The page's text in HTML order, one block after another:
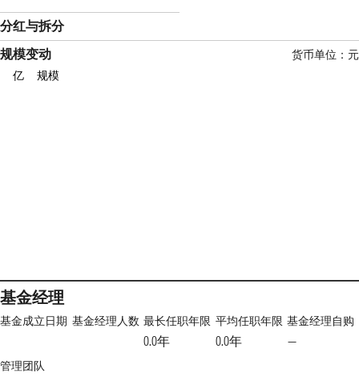
分红与拆分
规模变动
货币单位：元
亿
规模
基金经理
基金成立日期 基金经理人数 最长任职年限
0.0年
平均任职年限
0.0年
基金经理自购
—
管理团队